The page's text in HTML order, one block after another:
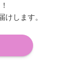
けします。